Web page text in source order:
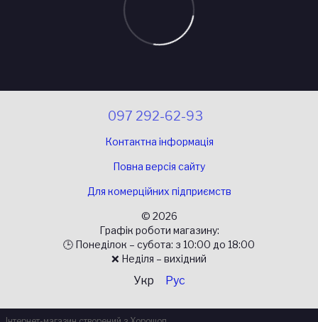
097 292-62-93
Контактна інформація
Повна версія сайту
Для комерційних підприємств
© 2026
Графік роботи магазину:
🕒 Понеділок – субота: з 10:00 до 18:00
❌ Неділя – вихідний
Укр Рус